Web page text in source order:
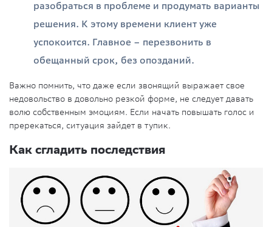
разобраться в проблеме и продумать варианты
решения. К этому времени клиент уже
успокоится. Главное – перезвонить в
обещанный срок, без опозданий.
Важно помнить, что даже если звонящий выражает свое
недовольство в довольно резкой форме, не следует давать
волю собственным эмоциям. Если начать повышать голос и
пререкаться, ситуация зайдет в тупик.
Как сгладить последствия